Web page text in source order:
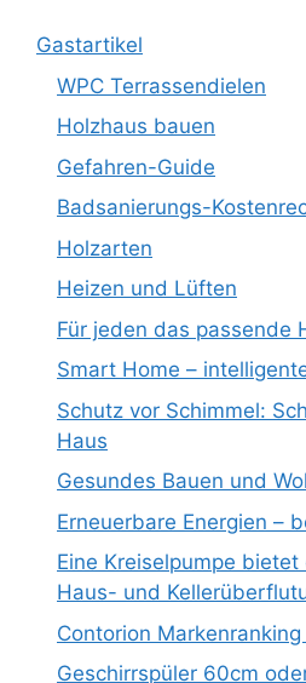
Gastartikel
WPC Terrassendielen
Holzhaus bauen
Gefahren-Guide
Badsanierungs-
Holzarten
Heizen und Lüften
Für jeden das passende
Smart Home –
Schutz vor Schimmel:
Haus
Gesundes Bauen und
Erneuerbare Energien –
Eine Kreiselpumpe
Haus- und
Contorion
Geschirrspüler 60cm